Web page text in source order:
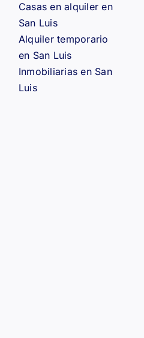
Casas en alquiler en
San Luis
Alquiler temporario
en San Luis
Inmobiliarias en San
Luis